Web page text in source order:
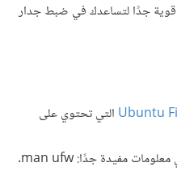
جدًا لتساعدك في ضبط جدار
Ubuntu التي تحتوي على